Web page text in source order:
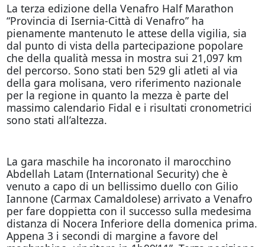
La terza edizione della Venafro Half Marathon
“Provincia di Isernia-Città di Venafro” ha
pienamente mantenuto le attese della vigilia, sia
dal punto di vista della partecipazione popolare
che della qualità messa in mostra sui 21,097 km
del percorso. Sono stati ben 529 gli atleti al via
della gara molisana, vero riferimento nazionale
per la regione in quanto la mezza è parte del
massimo calendario Fidal e i risultati cronometrici
sono stati all’altezza.
La gara maschile ha incoronato il marocchino
Abdellah Latam (International Security) che è
venuto a capo di un bellissimo duello con Gilio
Iannone (Carmax Camaldolese) arrivato a Venafro
per fare doppietta con il successo sulla medesima
distanza di Nocera Inferiore della domenica prima.
Appena 3 i secondi di margine a favore del